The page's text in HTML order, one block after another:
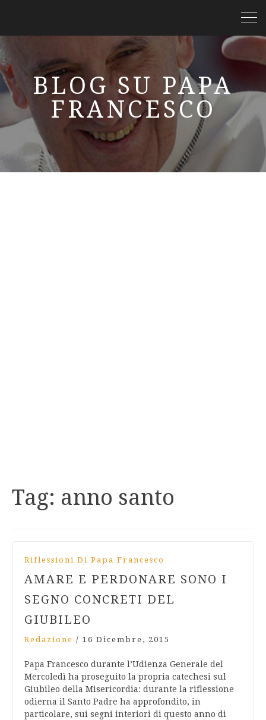
BLOG SU PAPA
FRANCESCO
Tag: anno santo
Riflessioni Di Papa Francesco
AMARE E PERDONARE SONO I
SEGNO CONCRETI DEL
GIUBILEO
Redazione / 16 Dicembre, 2015
Papa Francesco durante l’Udienza Generale del
Mercoledì ha proseguito la propria catechesi sul
Giubileo della Misericordia: durante la riflessione
odierna il Santo Padre ha approfondito, in
particolare, sui segni interiori di questo anno di